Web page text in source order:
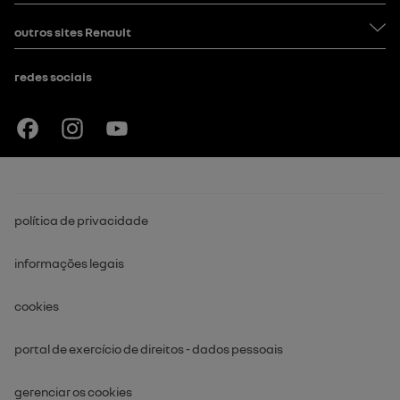
outros sites Renault
Instituto Renault
redes sociais
política de privacidade
informações legais
cookies
portal de exercício de direitos - dados pessoais
gerenciar os cookies